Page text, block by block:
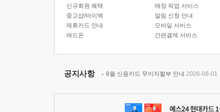
신규회원 혜택
중고샵/바이백
제휴카드 안내
애드온
매장 픽업 서비스
알림 신청 안내
모바일 서비스
간편결제 서비스
공지사항 8월 신용카드 무이자할부 안내 2026-08-01